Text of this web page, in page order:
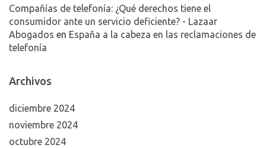
Compañías de telefonía: ¿Qué derechos tiene el
consumidor ante un servicio deficiente? - Lazaar
Abogados en España a la cabeza en las reclamaciones de
telefonía
Archivos
diciembre 2024
noviembre 2024
octubre 2024